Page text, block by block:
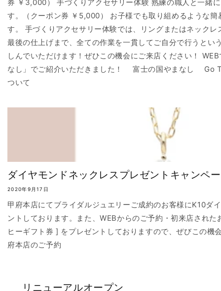
券 ￥3,000） 手づくりアクセサリー体験 熟練の職人と一緒
す。（クーポン券 ￥5,000） お子様でも取り組めるような簡
す。 手づくりアクセサリー体験では、リングまたはネック
最後の仕上げまで、全ての作業を一貫してご自分で行うとい
しんでいただけます！ぜひこの機会にご来店ください！
なし」でご紹介いただきました！ 富士の国やまなし Go
ついて
ダイヤモンドネックレスプレゼントキャンペ
2020年9月17日
甲府本店にてブライダルジュエリーご成約のお客様にK10ダ
ントしております。また、WEBからのご予約・初来店され
ヒーギフト券 ] をプレゼントしておりますので、ぜびこの機
府本店のご予約
リニューアルオープン